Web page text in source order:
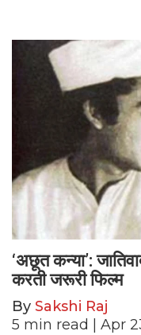
‘अछूत कन्या’:
करती जरूरी फिल्म
By Sakshi Raj
5 min read | Apr